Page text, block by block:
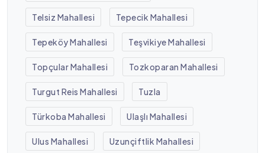
Telsiz Mahallesi Tepecik Mahallesi
Tepeköy Mahallesi Teşvikiye Mahallesi
Topçular Mahallesi Tozkoparan Mahallesi
Turgut Reis Mahallesi Tuzla
Türkoba Mahallesi Ulaşlı Mahallesi
Ulus Mahallesi Uzunçiftlik Mahallesi